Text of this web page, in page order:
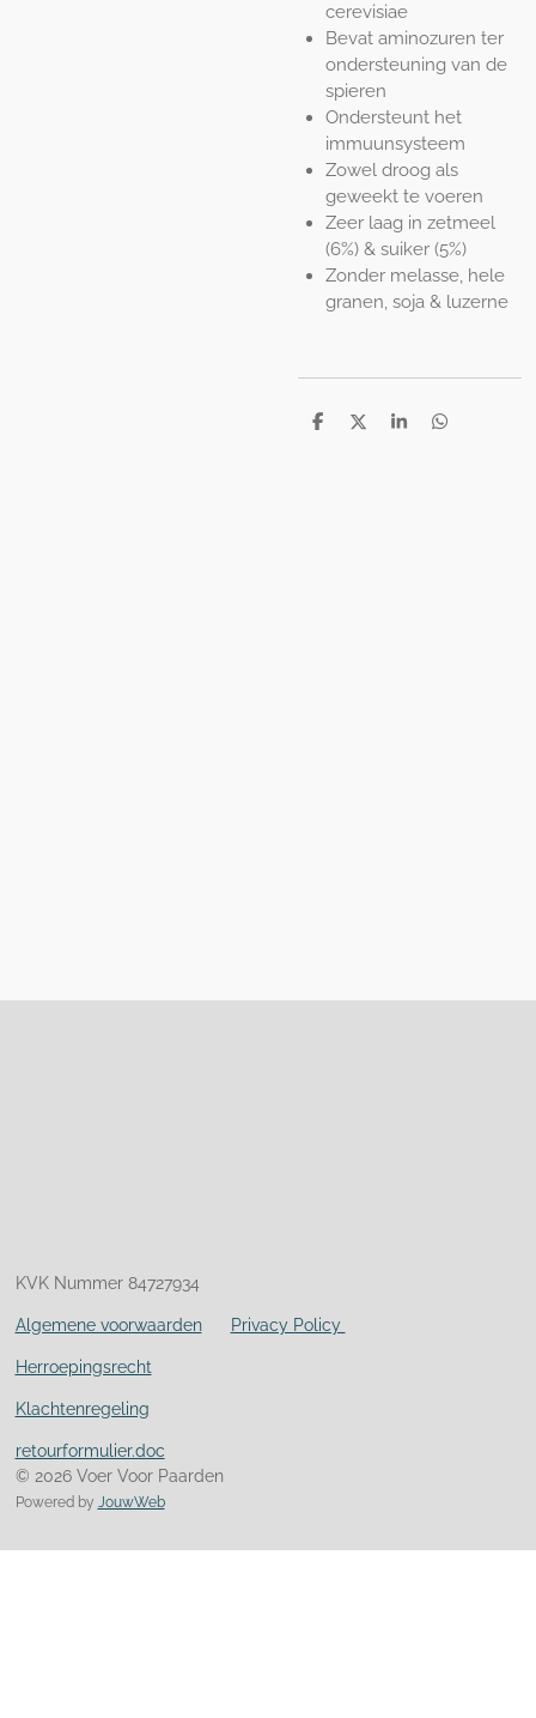
cerevisiae
Bevat aminozuren ter
ondersteuning van de
spieren
Ondersteunt het
immuunsysteem
Zowel droog als
geweekt te voeren
Zeer laag in zetmeel
(6%) & suiker (5%)
Zonder melasse, hele
granen, soja & luzerne
D
D
S
D
KVK Nummer 84727934
Algemene voorwaarden Privacy Policy
Herroepingsrecht
Klachtenregeling
retourformulier.doc
© 2026 Voer Voor Paarden
Powered by JouwWeb